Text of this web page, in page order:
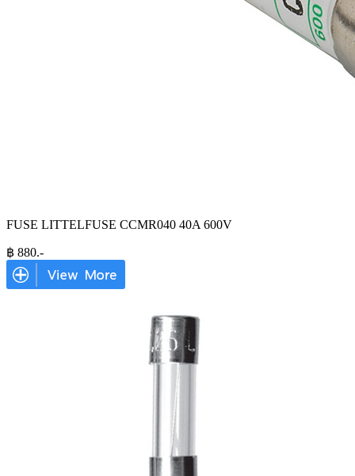
FUSE LITTELFUSE CCMR040 40A 600V
฿ 880.-